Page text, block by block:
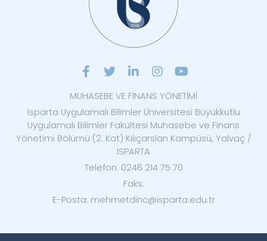
MUHASEBE VE FİNANS YÖNETİMİ
Isparta Uygulamalı Bilimler Üniversitesi Büyükkutlu
Uygulamalı Bilimler Fakültesi Muhasebe ve Finans
Yönetimi Bölümü (2. Kat) Kılıçarslan Kampüsü, Yalvaç /
ISPARTA
Telefon: 0246 214 75 70
Faks:
E-Posta: mehmetdinc@isparta.edu.tr